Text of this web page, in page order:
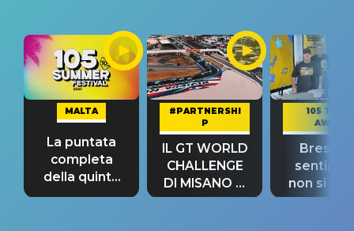
MALTA
La puntata
completa
della quinta
tappa
#PARTNERSHI
P
IL GT WORLD
CHALLENGE
DI MISANO si
riconferma
105 TAKE
AWAY
Bresh:
non si
fino alla